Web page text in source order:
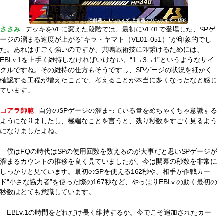
ささみ
デッキをVEに変えた段階では、最初にVE01で登場した、SPゲ
ージの溜まる速度が上がる“キラ・ヤマト（VE01-051）”が印象的でし
た。あれはすごく強いのですが、共鳴戦術技に即繋げるためには、
EBLv.1を上手く維持しなければいけない。“1→3→1”というようなサイ
クルですね。その維持の仕方もそうですし、SPゲージの状況を細かく
確認する工程が増えたことで、考えることが本当に多くなったなと感じ
ています。
コアラ師範
自分のSPゲージの溜まっている量をめちゃくちゃ意識する
ようになりましたし、極端なことを言うと、残り秒数をすごく見るよう
になりましたよね。
僕はFQの時代はSPの使用回数を数えるのが大事だと思いSPゲージが
溜まるカウントの推移を良く見ていましたが、今は開幕の秒数を非常に
しっかりと見ています。最初のSPを使える162秒や、相手が作戦カー
ド“小さな協力者”を使った際の167秒など、やっぱりEBLv.の動く最初の
秒数はとても意識しています。
EBLv.1の時間をどれだけ長く維持するか。今でこそ追加されたカー